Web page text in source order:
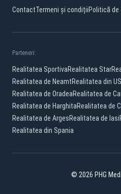
ContactTermeni și condițiiPolitică
Parteneri:
Realitatea SportivaRealitatea Star
Realitatea de NeamtRealitatea din
Realitatea de OradeaRealitatea de
Realitatea de HarghitaRealitatea de
Realitatea de ArgesRealitatea de Iasi
Realitatea din Spania
© 2026 PHG